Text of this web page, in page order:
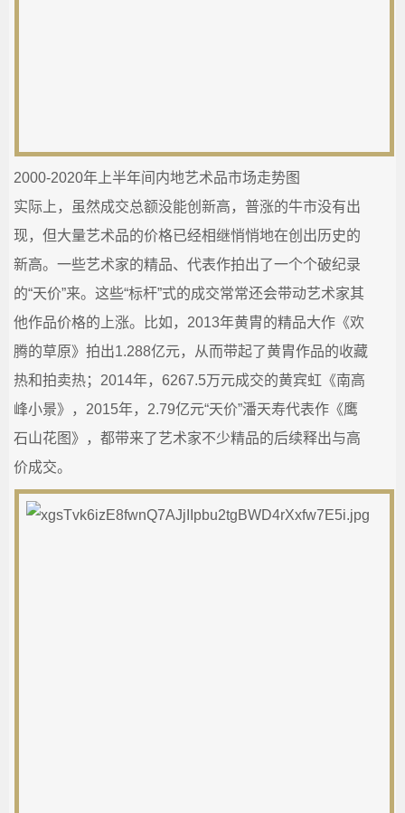
2000-2020年上半年间内地艺术品市场走势图
实际上，虽然成交总额没能创新高，普涨的牛市没有出
现，但大量艺术品的价格已经相继悄悄地在创出历史的
新高。一些艺术家的精品、代表作拍出了一个个破纪录
的“天价”来。这些“标杆”式的成交常常还会带动艺术家其
他作品价格的上涨。比如，2013年黄胄的精品大作《欢
腾的草原》拍出1.288亿元，从而带起了黄胄作品的收藏
热和拍卖热；2014年，6267.5万元成交的黄宾虹《南高
峰小景》，2015年，2.79亿元“天价”潘天寿代表作《鹰
石山花图》，都带来了艺术家不少精品的后续释出与高
价成交。